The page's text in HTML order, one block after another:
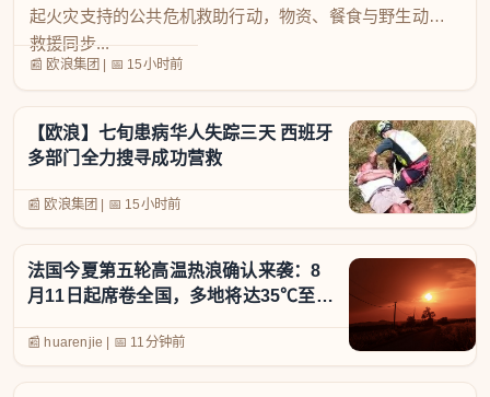
起火灾支持的公共危机救助行动，物资、餐食与野生动物
救援同步...
📰 欧浪集团 📅 15小时前
【欧浪】七旬患病华人失踪三天 西班牙
多部门全力搜寻成功营救
📰 欧浪集团 📅 15小时前
法国今夏第五轮高温热浪确认来袭：8
月11日起席卷全国，多地将达35℃至
📰 huarenjie 📅 11分钟前